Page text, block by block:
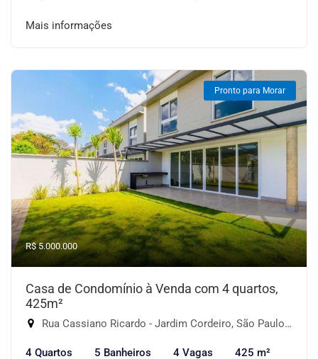
Mais informações
Pronto para Morar
R$ 5.000.000
Casa de Condomínio à Venda com 4 quartos,
425m²
Rua Cassiano Ricardo - Jardim Cordeiro, São Paulo-SP
4 Quartos 5 Banheiros 4 Vagas 425 m²